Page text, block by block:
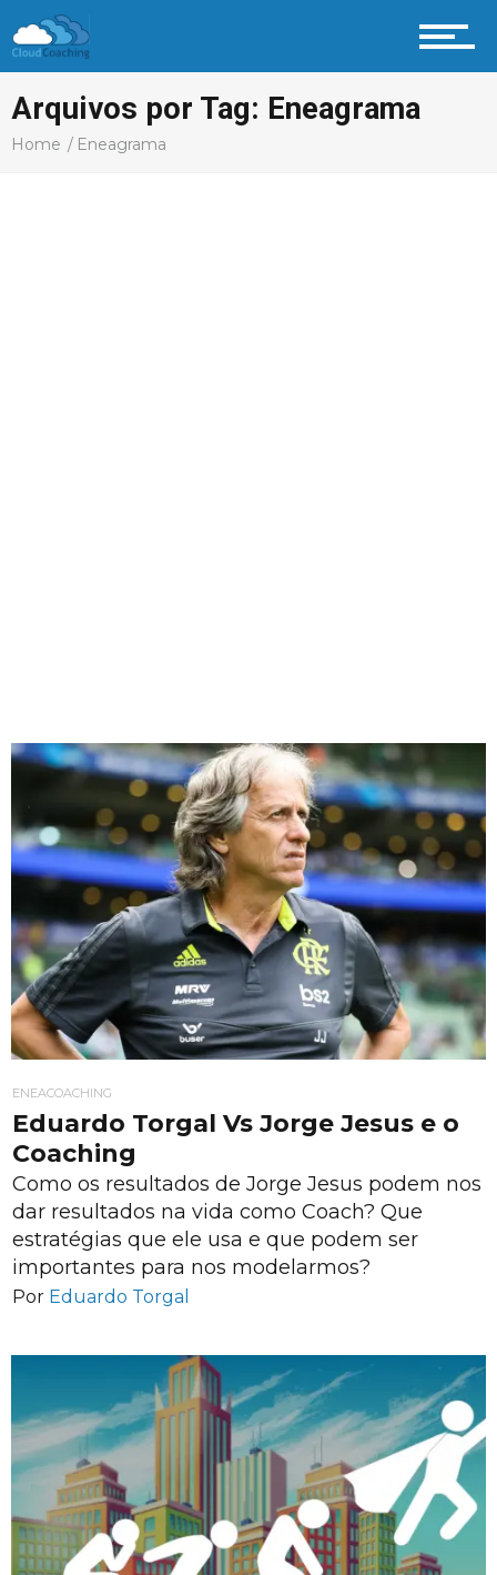
Arquivos por Tag: Eneagrama
Home Eneagrama
ENEACOACHING
Eduardo Torgal Vs Jorge Jesus e o
Coaching
Como os resultados de Jorge Jesus podem nos
dar resultados na vida como Coach? Que
estratégias que ele usa e que podem ser
importantes para nos modelarmos?
Por Eduardo Torgal